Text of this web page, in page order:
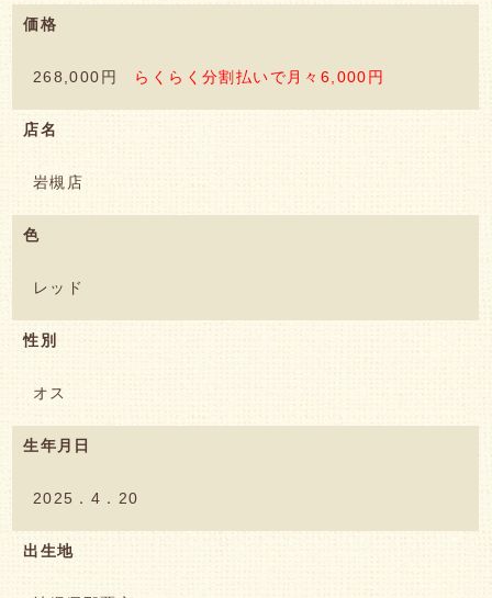
価格
268,000円 らくらく分割払いで月々6,000円
店名
岩槻店
色
レッド
性別
オス
生年月日
2025．4．20
出生地